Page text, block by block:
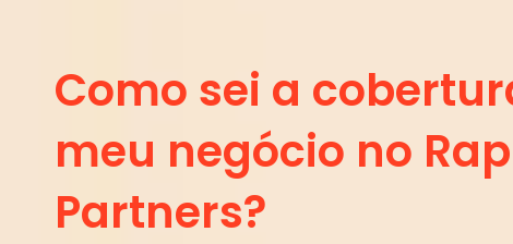
Como sei a
meu negócio no
Partners?